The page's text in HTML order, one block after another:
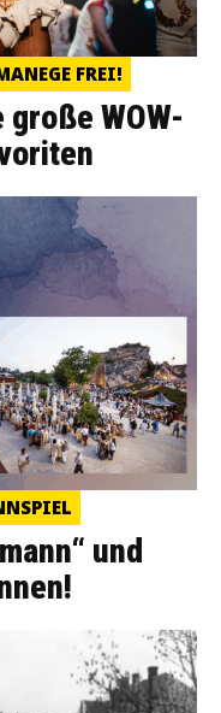
FREI!
WOW-
und